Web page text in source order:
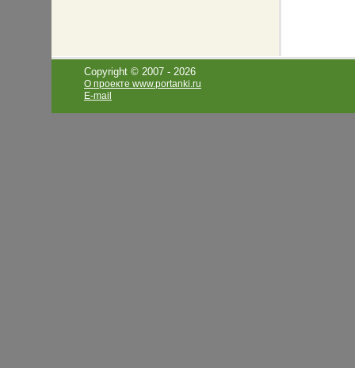
Copyright © 2007 - 2026
О проекте www.portanki.ru
E-mail